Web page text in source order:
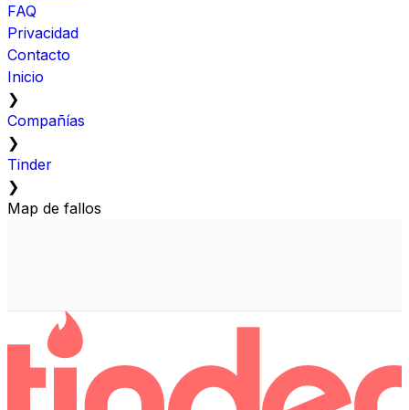
FAQ
Privacidad
Contacto
Inicio
❯
Compañías
❯
Tinder
❯
Map de fallos